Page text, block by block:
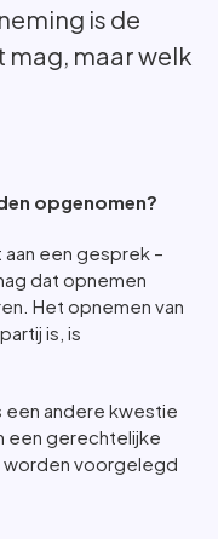
is de
mag, maar welk
opgenomen?
een gesprek –
dat opnemen
Het opnemen van
is, is
een andere kwestie
een gerechtelijke
worden voorgelegd